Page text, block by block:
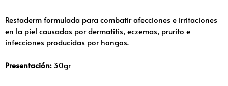
Restaderm formulada para combatir afecciones e irritaciones
en la piel causadas por dermatitis, eczemas, prurito e
infecciones producidas por hongos.
Presentación:30gr